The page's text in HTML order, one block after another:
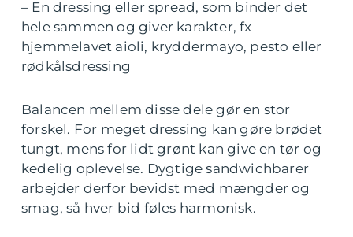
– En dressing eller spread, som binder det
hele sammen og giver karakter, fx
hjemmelavet aioli, kryddermayo, pesto eller
rødkålsdressing
Balancen mellem disse dele gør en stor
forskel. For meget dressing kan gøre brødet
tungt, mens for lidt grønt kan give en tør og
kedelig oplevelse. Dygtige sandwichbarer
arbejder derfor bevidst med mængder og
smag, så hver bid føles harmonisk.